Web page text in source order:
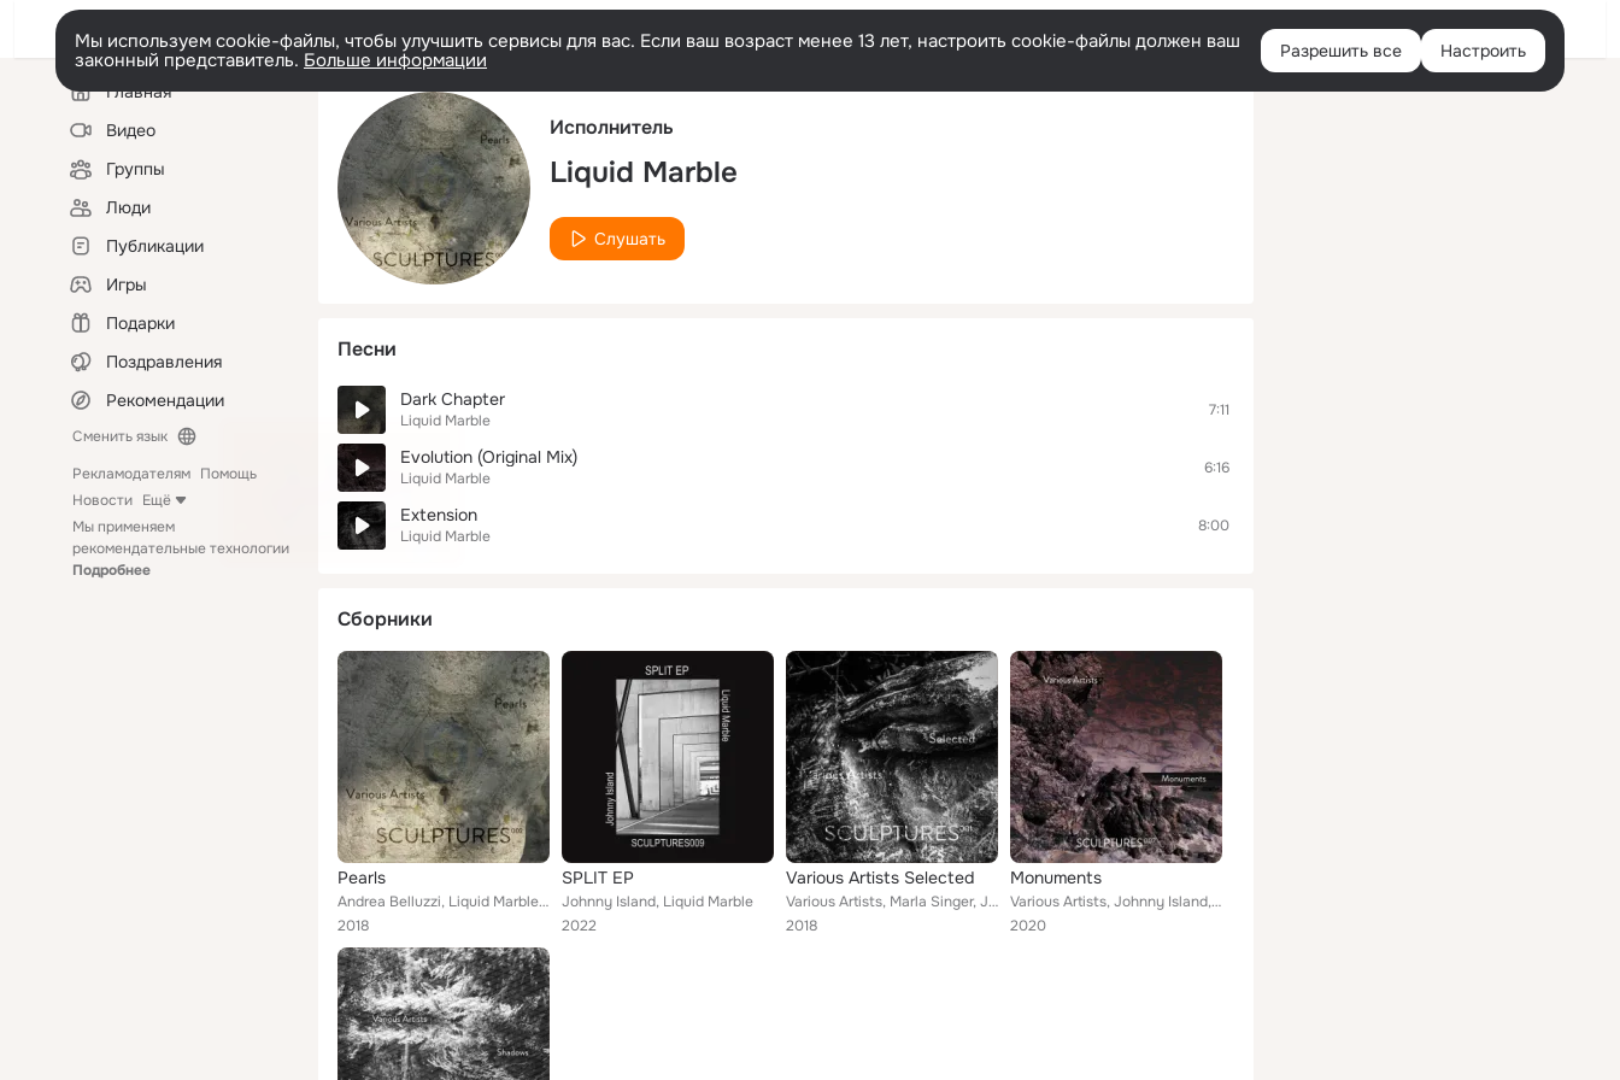
Русский Войти
Мы используем cookie-файлы, чтобы улучшить сервисы для вас. Если ваш возраст менее 13 лет, настроить cookie-файлы должен ваш
законный представитель. Больше информации Разрешить все Настроить
Левая
колонкаГлавная
Видео
Группы
Люди
Публикации
Игры
Подарки
Поздравления
Рекомендации
Сменить язык
Рекламодателям Помощь
Новости Ещё
Мы применяем
рекомендательные технологии
Подробнее
Исполнитель
Liquid Marble
Слушать
Песни
Dark Chapter
Liquid Marble
7:11
Evolution (Original Mix)
Liquid Marble
6:16
Extension
Liquid Marble
8:00
Сборники
Pearls
Andrea Belluzzi, Liquid Marble, H.Mess, Below Surface
2018
SPLIT EP
Johnny Island, Liquid Marble
2022
Various Artists Selected
Various Artists, Marla Singer, Jamie Haus, Falko Brocksieper, Liquid Marble
2018
Monuments
Various Artists, Johnny Island, Linear System, Repressed Mind, dille, Liquid Marble
2020